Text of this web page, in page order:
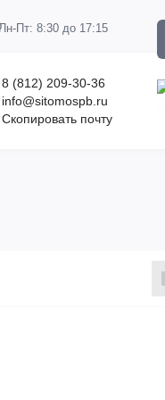
Пт: 8:30 до 17:15
8 (812) 209-30-36
info@sitomospb.ru
Скопировать почту